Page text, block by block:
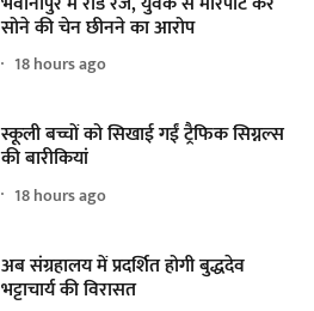
सोने की चेन छीनने का आरोप
18 hours ago
स्कूली बच्चों को सिखाई गईं ट्रैफिक सिग्नल्स
की बारीकियां
18 hours ago
अब संग्रहालय में प्रदर्शित होगी बुद्धदेव
भट्टाचार्य की विरासत